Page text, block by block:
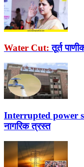
Water Cut: तूर्त
Interrupted power
नागरिक त्रस्त